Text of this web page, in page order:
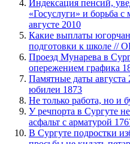
​Индексация пенсий,
«Госуслуги» и борьба
августе 2010
Какие выплаты
подготовки к школе
​Проезд Мунарева в
опережением графика
​Памятные даты августа
юбилеи 1873
​Не только работа, но и
​У речпорта в Сургуте
асфальт с арматурой
В Сургуте подростки